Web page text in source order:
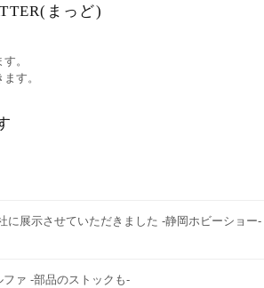
まっど)
。
す。
展示させていただきました -静岡ホビーショー-
ァ -部品のストックも-